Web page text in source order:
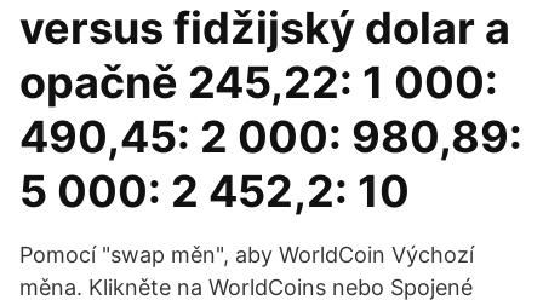
versus fidžijský dolar a
opačně 245,22: 1 000:
490,45: 2 000: 980,89:
5 000: 2 452,2: 10
Pomocí "swap měn", aby WorldCoin Výchozí
měna. Klikněte na WorldCoins nebo Spojené